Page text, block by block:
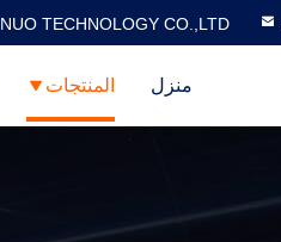
TECHNOLOGY CO.,LTD
منزل المنتجات